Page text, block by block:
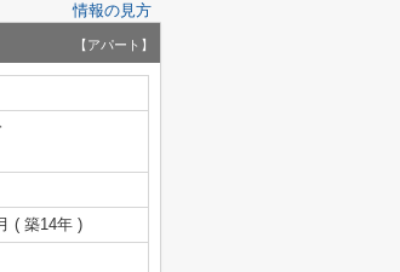
情報の見方
【アパート】
( 築14年 )